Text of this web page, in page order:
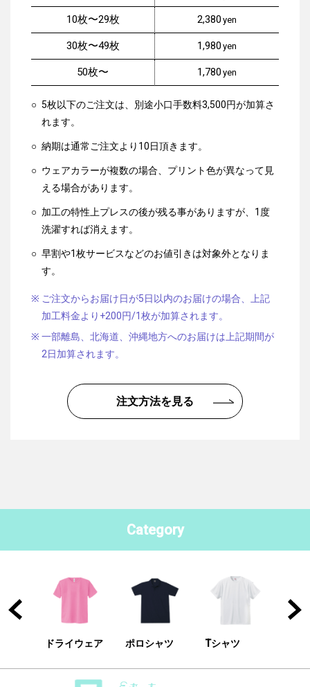
10枚〜29枚 2,380
30枚〜49枚 1,980
50枚〜 1,780
5枚以下のご注文は、別途小口手数料3,500円が加算さ
れます。
納期は通常ご注文より10日頂きます。
ウェアカラーが複数の場合、プリント色が異なって見
える場合があります。
加工の特性上プレスの後が残る事がありますが、1度
洗濯すれば消えます。
早割や1枚サービスなどのお値引きは対象外となりま
す。
ご注文からお届け日が5日以内のお届けの場合、上記
加工料金より+200円/1枚が加算されます。
一部離島、北海道、沖縄地方へのお届けは上記期間が
2日加算されます。
注文方法を見る
Category
ドライウェア ポロシャツ Tシャツ